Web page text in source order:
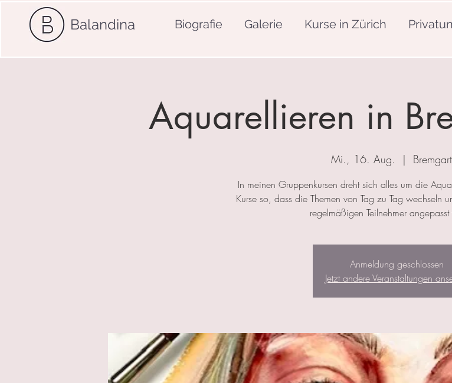
Balandina Biografie Galerie Kurse in Zürich
Aquarellieren in
Mi., 16. Aug.
  |
In meinen Gruppenkursen dreht sich alles um die
Kurse so, dass die Themen von Tag zu Tag wechseln
regelmäßigen Teilnehmer
Anmeldung geschlossen
Jetzt andere Veranstaltungen